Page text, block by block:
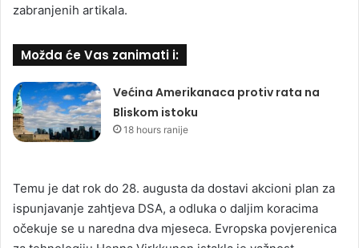
zabranjenih artikala.
Možda će Vas zanimati i:
Većina Amerikanaca protiv rata na
Bliskom istoku
18 hours ranije
Temu je dat rok do 28. augusta da dostavi akcioni plan za
ispunjavanje zahtjeva DSA, a odluka o daljim koracima
očekuje se u naredna dva mjeseca. Evropska povjerenica